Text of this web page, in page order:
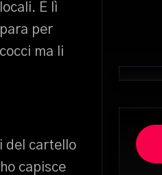
È lì
per
ma li
del cartello
capisce